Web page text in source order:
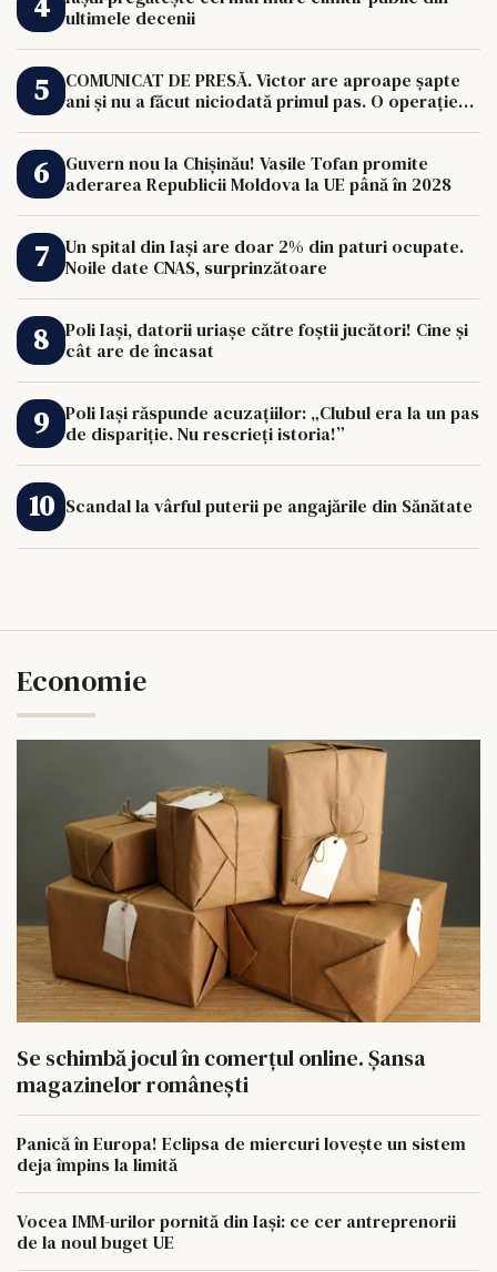
ultimele decenii
COMUNICAT DE PRESĂ. Victor are aproape șapte
ani și nu a făcut niciodată primul pas. O operație
Guvern nou la Chișinău! Vasile Tofan promite
aderarea Republicii Moldova la UE până în 2028
Un spital din Iași are doar 2% din paturi ocupate.
Noile date CNAS, surprinzătoare
Poli Iași, datorii uriașe către foștii jucători! Cine și
cât are de încasat
Poli Iași răspunde acuzațiilor: „Clubul era la un pas
de dispariție. Nu rescrieți istoria!”
Scandal la vârful puterii pe angajările din Sănătate
Economie
Se schimbă jocul în comerțul online. Șansa
magazinelor românești
Panică în Europa! Eclipsa de miercuri lovește un sistem
deja împins la limită
Vocea IMM-urilor pornită din Iași: ce cer antreprenorii
de la noul buget UE